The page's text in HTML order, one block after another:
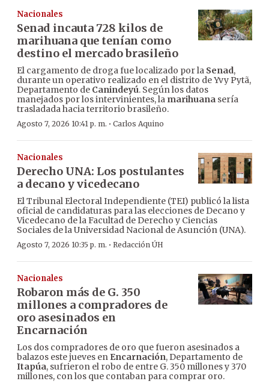
Nacionales
Senad incauta 728 kilos de
marihuana que tenían como
destino el mercado brasileño
El cargamento de droga fue localizado por la Senad,
durante un operativo realizado en el distrito de Yvy Pytã,
Departamento de Canindeyú. Según los datos
manejados por los intervinientes, la marihuana sería
trasladada hacia territorio brasileño.
Agosto 7, 2026 10:41 p. m. · Carlos Aquino
Nacionales
Derecho UNA: Los postulantes
a decano y vicedecano
El Tribunal Electoral Independiente (TEI) publicó la lista
oficial de candidaturas para las elecciones de Decano y
Vicedecano de la Facultad de Derecho y Ciencias
Sociales de la Universidad Nacional de Asunción (UNA).
Agosto 7, 2026 10:35 p. m. · Redacción ÚH
Nacionales
Robaron más de G. 350
millones a compradores de
oro asesinados en
Encarnación
Los dos compradores de oro que fueron asesinados a
balazos este jueves en Encarnación, Departamento de
Itapúa, sufrieron el robo de entre G. 350 millones y 370
millones, con los que contaban para comprar oro.